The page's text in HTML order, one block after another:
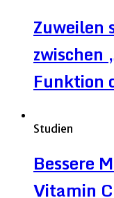
Zuweilen
zwischen
Funktion
Studien
Bessere
Vitamin